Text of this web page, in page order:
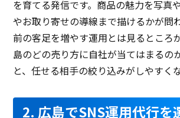
を育てる発信です。商品の魅力を写真
やお取り寄せの導線まで描けるかが問
前の客足を増やす運用とは見るところ
島のどの売り方に自社が当てはまるの
と、任せる相手の絞り込みがしやすく
2. 広島でSNS運用代行を